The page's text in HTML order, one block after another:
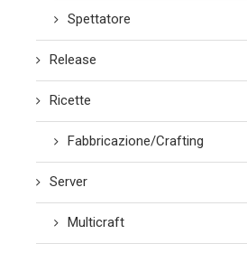
Spettatore
Release
Ricette
Fabbricazione/Crafting
Server
Multicraft